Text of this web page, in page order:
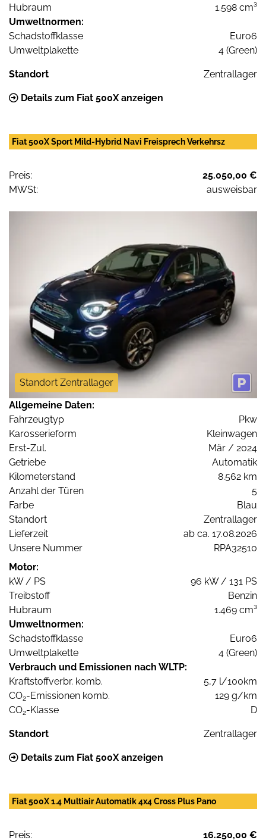
Hubraum
1.598 cm³
Umweltnormen:
Schadstoffklasse
Euro6
Umweltplakette
4 (Green)
Standort Zentrallager
Details zum Fiat 500X anzeigen
Fiat 500X Sport Mild-Hybrid Navi Freisprech Verkehrsz
Preis:
25.050,00 €
MWSt:
ausweisbar
Standort Zentrallager
Allgemeine Daten:
Fahrzeugtyp
Pkw
Karosserieform
Kleinwagen
Erst-Zul.
Mär / 2024
Getriebe
Automatik
Kilometerstand
8.562 km
Anzahl der Türen
5
Farbe
Blau
Standort
Zentrallager
Lieferzeit
ab ca. 17.08.2026
Unsere Nummer
RPA32510
Motor:
kW / PS
96 kW / 131 PS
Treibstoff
Benzin
Hubraum
1.469 cm³
Umweltnormen:
Schadstoffklasse
Euro6
Umweltplakette
4 (Green)
Verbrauch und Emissionen nach WLTP:
Kraftstoffverbr. komb.
5,7 l/100km
CO2-Emissionen komb.
129 g/km
CO2-Klasse D
Standort Zentrallager
Details zum Fiat 500X anzeigen
Fiat 500X 1.4 Multiair Automatik 4x4 Cross Plus Pano
Preis: 16.250,00 €